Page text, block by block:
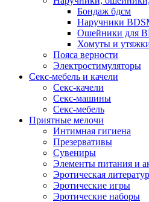
Бондаж бдсм
Наручники
Ошейники для
Хомуты и
Пояса верности
Электростимуляторы
Секс-мебель и качели
Секс-качели
Секс-машины
Секс-мебель
Приятные мелочи
Интимная гигиена
Презервативы
Сувениры
Элементы питания и
Эротическая
Эротические игры
Эротические наборы